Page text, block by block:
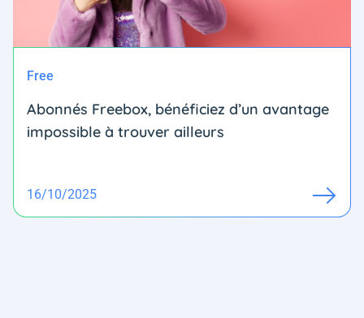
Free
Abonnés Freebox, bénéficiez d’un avantage
impossible à trouver ailleurs
16/10/2025